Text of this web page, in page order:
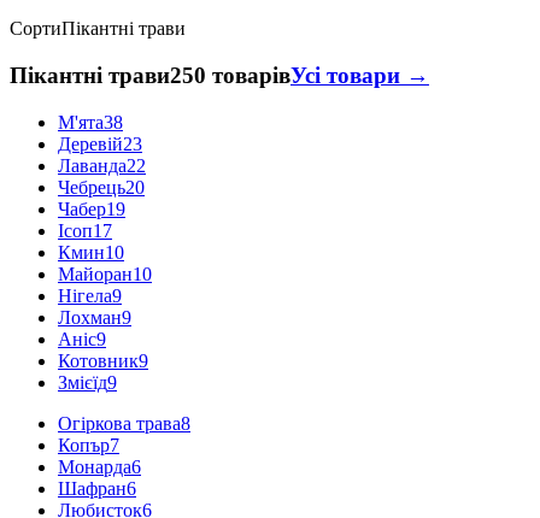
СортиПікантні трави
Пікантні трави250 товарівУсі товари →
М'ята38
Деревій23
Лаванда22
Чебрець20
Чабер19
Ісоп17
Кмин10
Майоран10
Нігела9
Лохман9
Аніс9
Котовник9
Змієїд9
Огіркова трава8
Копър7
Монарда6
Шафран6
Любисток6